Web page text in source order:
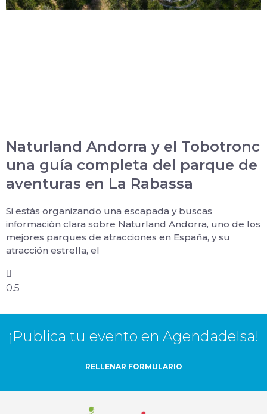
Naturland Andorra y el Tobotronc
una guía completa del parque de
aventuras en La Rabassa
Si estás organizando una escapada y buscas
información clara sobre Naturland Andorra, uno de los
mejores parques de atracciones en España, y su
atracción estrella, el
¡Publica tu evento en AgendadeIsa!
RELLENAR FORMULARIO